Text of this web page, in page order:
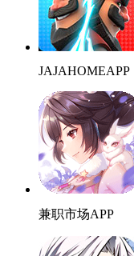
JAJAHOMEAPP
兼职市场APP